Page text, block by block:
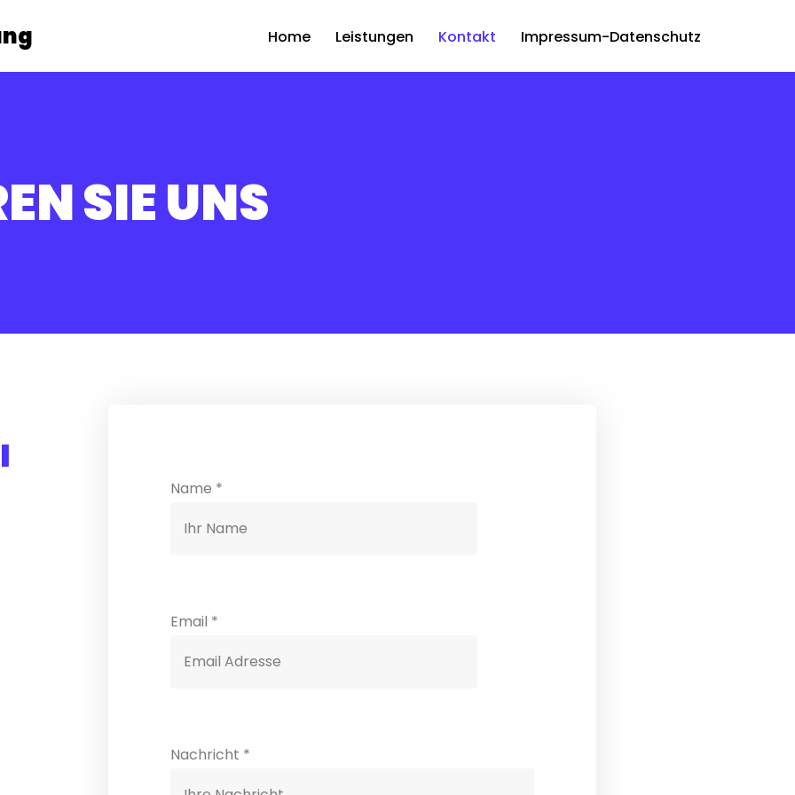
Home Leistungen Kontakt Impressum-Datenschutz
SIE UNS
Name *
Email *
Nachricht *